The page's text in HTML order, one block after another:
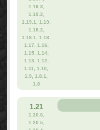
1.19.3,
1.19.2,
1.19.1, 1.19,
1.18.2,
1.18.1, 1.18,
1.17, 1.16,
1.15, 1.14,
1.13, 1.12,
1.11, 1.10,
1.9, 1.8.1,
1.8
1.21
1.20.6,
1.20.5,